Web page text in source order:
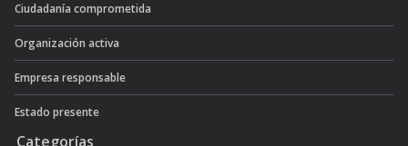
Ciudadanía comprometida
Organización activa
Empresa responsable
Estado presente
Categorías